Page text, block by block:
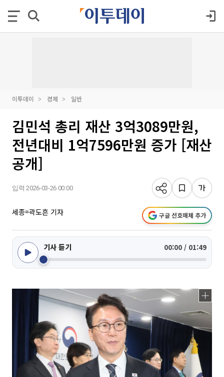
이투데이 경제 일반
김민석 총리 재산 3억3089만원,
전년대비 1억7596만원 증가 [재산
공개]
입력 2026-03-26 00:00
세종=곽도흔 기자 구글 선호매체 추가
기사 듣기 00:00 / 01:49